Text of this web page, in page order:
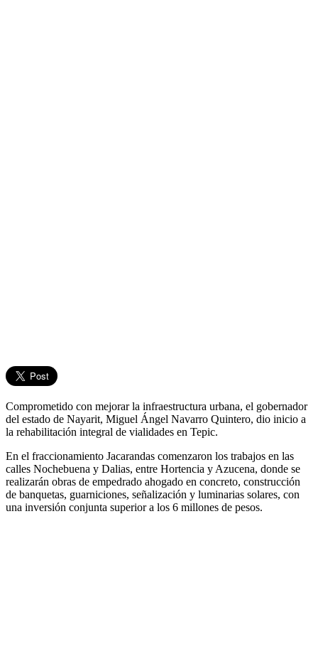
Comprometido con mejorar la infraestructura urbana, el gobernador
del estado de Nayarit, Miguel Ángel Navarro Quintero, dio inicio a
la rehabilitación integral de vialidades en Tepic.
En el fraccionamiento Jacarandas comenzaron los trabajos en las
calles Nochebuena y Dalias, entre Hortencia y Azucena, donde se
realizarán obras de empedrado ahogado en concreto, construcción
de banquetas, guarniciones, señalización y luminarias solares, con
una inversión conjunta superior a los 6 millones de pesos.